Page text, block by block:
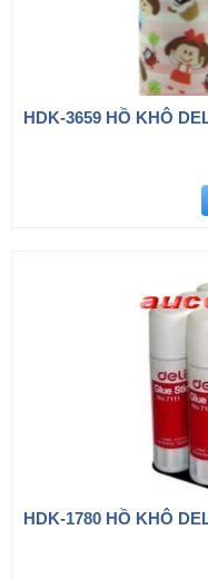
HDK-3659 HỒ KHÔ
HDK-1780 HỒ KHÔ